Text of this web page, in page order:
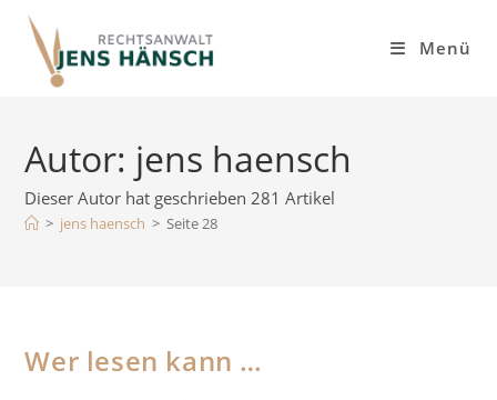
springen
Zum
Inhalt
springen
Menü
Autor: jens haensch
Dieser Autor hat geschrieben 281 Artikel
> jens haensch > Seite 28
Wer lesen kann …